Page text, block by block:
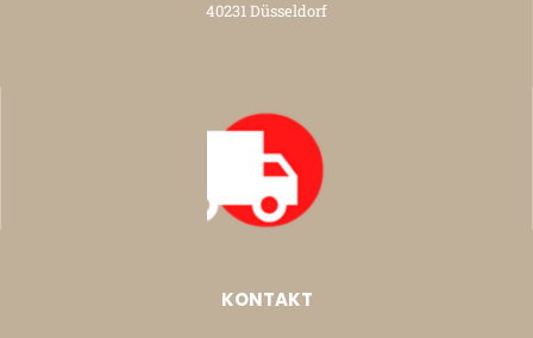
40231 Düsseldorf
KONTAKT